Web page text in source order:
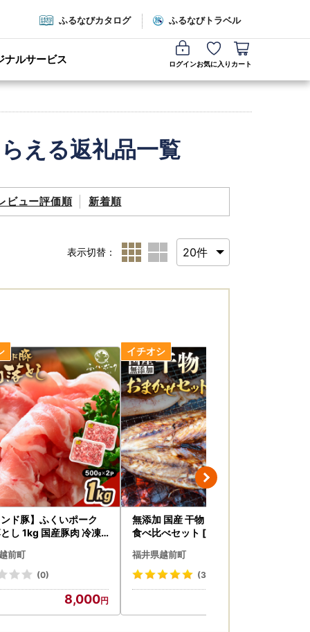
ふるなびカタログ ふるなびトラベル
ナルサービス ログインお気に入り カート
える返礼品一覧
ビュー評価順 新着順
表示切替：
ド豚】ふくいポーク
し 1kg 国産豚肉 冷凍 [
前町
(0)
8,000
無添加 国産 干物 おまかせ6種
食べ比べセット [e80-a008]
福井県越前町
(3)